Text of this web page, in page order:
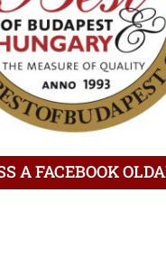
A FACEBOOK